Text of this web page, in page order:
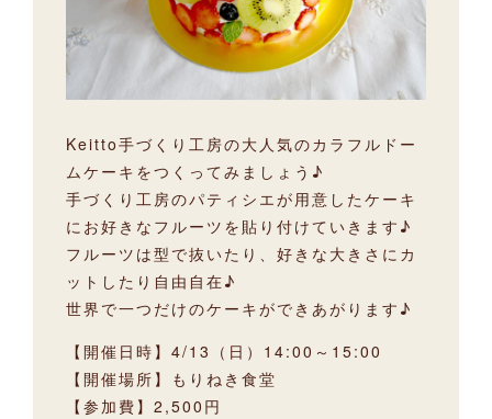
Keitto手づくり工房の大人気のカラフルドー
ムケーキをつくってみましょう♪
手づくり工房のパティシエが用意したケーキ
にお好きなフルーツを貼り付けていきます♪
フルーツは型で抜いたり、好きな大きさにカ
ットしたり自由自在♪
世界で一つだけのケーキができあがります♪
【開催日時】4/13（日）14:00～15:00
【開催場所】もりねき食堂
【参加費】2,500円